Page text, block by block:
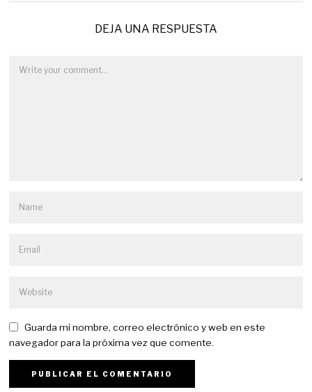
DEJA UNA RESPUESTA
Guarda mi nombre, correo electrónico y web en este
navegador para la próxima vez que comente.